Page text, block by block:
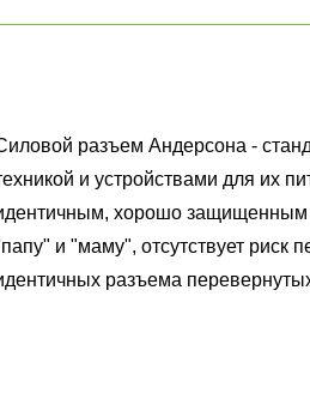
разъем Андерсона -
и устройствами для их
хорошо защищенным
и "маму", отсутствует риск
разъема